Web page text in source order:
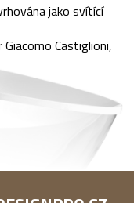
jako svítící
Castiglioni,